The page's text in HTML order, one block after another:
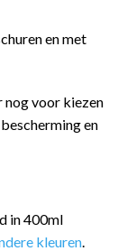
en met
nog voor kiezen
en
in 400ml
kleuren.